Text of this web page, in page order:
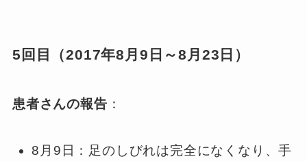
5回目（2017年8月9日～8月23日）
患者さんの報告 ：
8月9日：足のしびれは完全になくなり、手